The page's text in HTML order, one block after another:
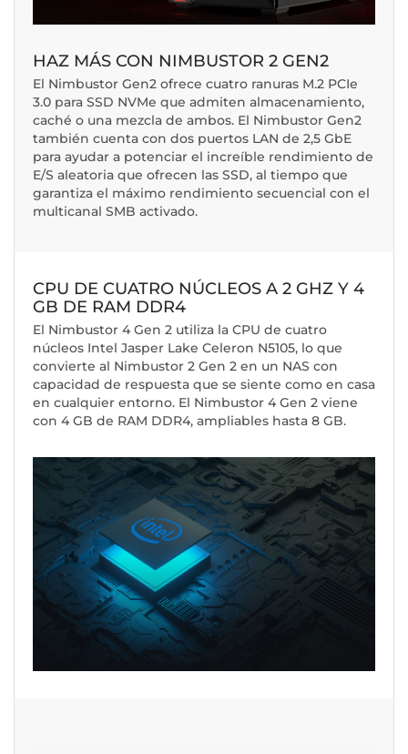
HAZ MÁS CON NIMBUSTOR 2 GEN2
El Nimbustor Gen2 ofrece cuatro ranuras M.2 PCIe
3.0 para SSD NVMe que admiten almacenamiento,
caché o una mezcla de ambos. El Nimbustor Gen2
también cuenta con dos puertos LAN de 2,5 GbE
para ayudar a potenciar el increíble rendimiento de
E/S aleatoria que ofrecen las SSD, al tiempo que
garantiza el máximo rendimiento secuencial con el
multicanal SMB activado.
CPU DE CUATRO NÚCLEOS A 2 GHZ Y 4
GB DE RAM DDR4
El Nimbustor 4 Gen 2 utiliza la CPU de cuatro
núcleos Intel Jasper Lake Celeron N5105, lo que
convierte al Nimbustor 2 Gen 2 en un NAS con
capacidad de respuesta que se siente como en casa
en cualquier entorno. El Nimbustor 4 Gen 2 viene
con 4 GB de RAM DDR4, ampliables hasta 8 GB.